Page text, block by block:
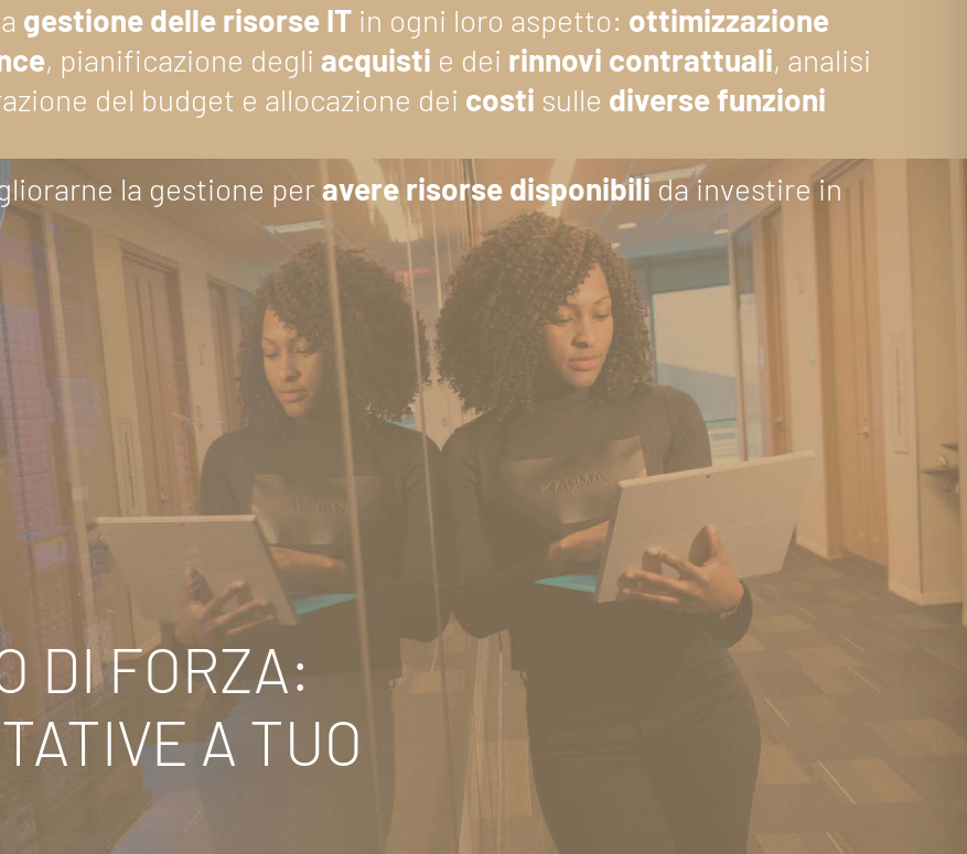
gestione delle risorse IT in ogni loro aspetto: ottimizzazione
, pianificazione degli acquisti e dei rinnovi contrattuali, analisi
del budget e allocazione dei costi sulle diverse funzioni
la gestione peravere risorse disponibilida investire in
DI FORZA:
A TUO